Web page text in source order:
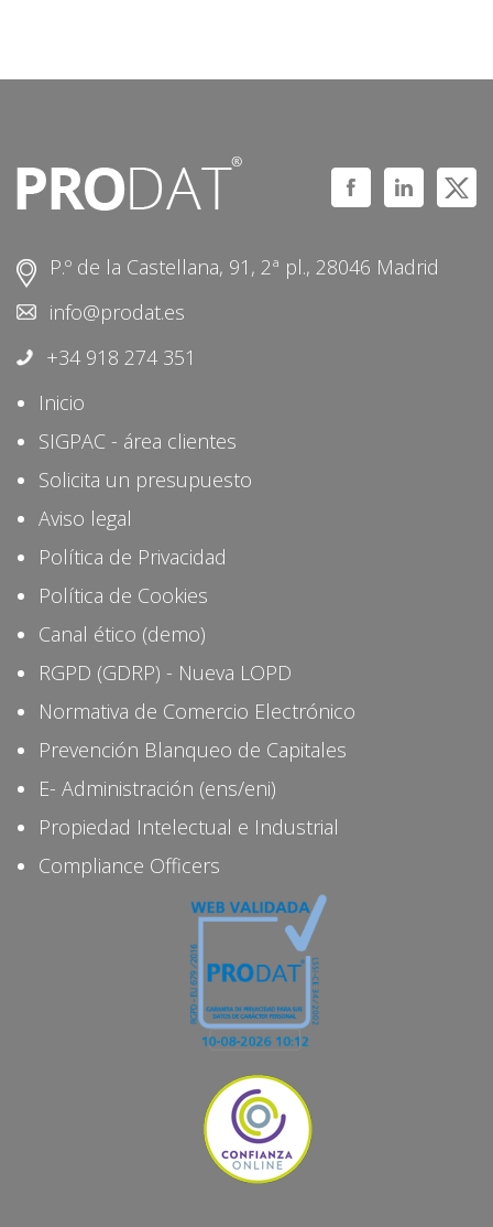
P.º de la Castellana, 91, 2ª pl., 28046 Madrid
info@prodat.es
+34 918 274 351
Inicio
SIGPAC - área clientes
Solicita un presupuesto
Aviso legal
Política de Privacidad
Política de Cookies
Canal ético (demo)
RGPD (GDRP) - Nueva LOPD
Normativa de Comercio Electrónico
Prevención Blanqueo de Capitales
E- Administración (ens/eni)
Propiedad Intelectual e Industrial
Compliance Officers